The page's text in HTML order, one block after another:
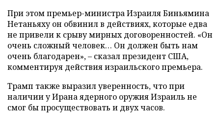
При этом премьер-министра Израиля Биньямина
Нетаньяху он обвинил в действиях, которые едва
не привели к срыву мирных договоренностей. «Он
очень сложный человек… Он должен быть нам
очень благодарен», – сказал президент США,
комментируя действия израильского премьера.
Трамп также выразил уверенность, что при
наличии у Ирана ядерного оружия Израиль не
смог бы просуществовать и двух часов.